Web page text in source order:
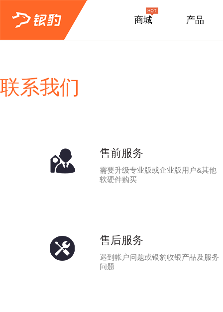
商城 产品
联系我们
售前服务
需要升级专业版或企业版用户&其他
软硬件购买
售后服务
遇到帐户问题或银豹收银产品及服务
问题